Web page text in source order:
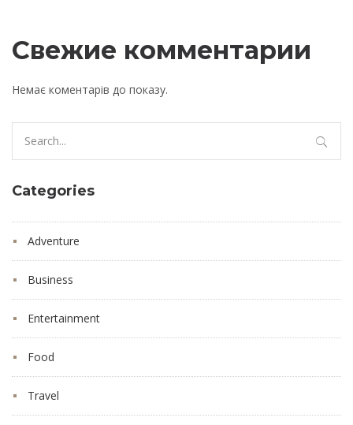
Свежие комментарии
Немає коментарів до показу.
for:
Categories
Adventure
Business
Entertainment
Food
Travel